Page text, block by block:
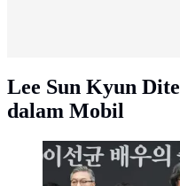
Lee Sun Kyun
dalam Mobil